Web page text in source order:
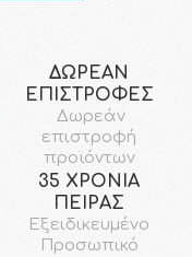
ΔΩΡΕΑΝ
ΕΠΙΣΤΡΟΦΕΣ
Δωρεάν
επιστροφή
προϊόντων
35 ΧΡΟΝΙΑ
ΠΕΙΡΑΣ
Εξειδικευμένο
Προσωπικό